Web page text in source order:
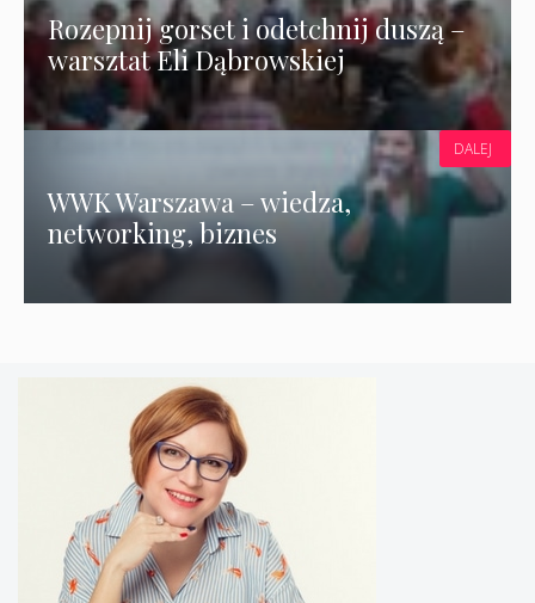
Rozepnij gorset i odetchnij duszą –
warsztat Eli Dąbrowskiej
WWK Warszawa – wiedza,
networking, biznes
DALEJ